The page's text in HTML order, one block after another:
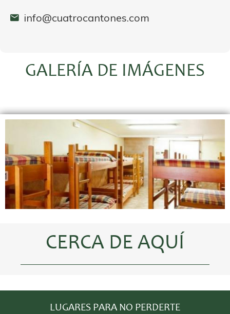
info@cuatrocantones.com
GALERÍA DE IMÁGENES
CERCA DE AQUÍ
LUGARES PARA NO PERDERTE